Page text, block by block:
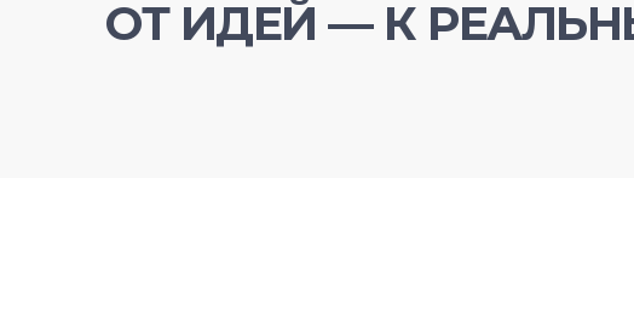
ОТ ИДЕЙ — К